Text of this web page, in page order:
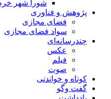
شورا شهر
پژوهش و فناوری
فضای مجازی
سواد فضای مجازی
چندرسانه‌ای
عكس
فیلم
صوت
کوتاه و خواندنی
گفت وگو